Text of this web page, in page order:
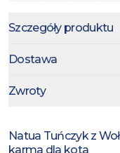
Szczegóły produktu
Dostawa
Zwroty
Natua Tuńczyk z
karma dla kota